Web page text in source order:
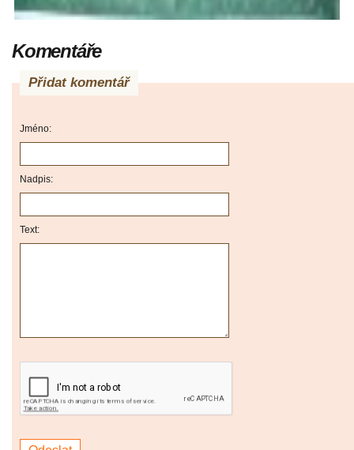
Komentáře
Přidat komentář
Jméno:
Nadpis:
Text: